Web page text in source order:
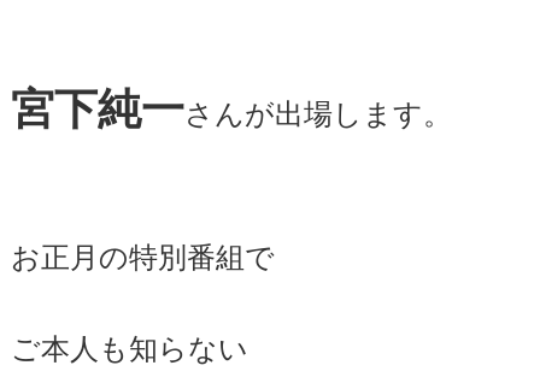
宮下純一さんが出場します。
お正月の特別番組で
ご本人も知らない